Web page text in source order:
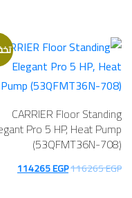
125225 EGP.
EGP.
CARRIER Floor Standing
Pro 5 HP, Heat Pump
(53QFMT36N-708)
116265EGP
السعر114265EGP